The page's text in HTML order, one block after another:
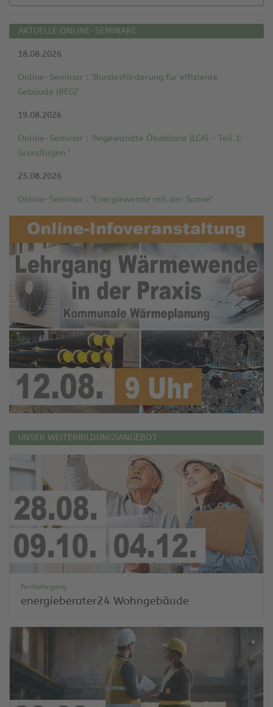
AKTUELLE ONLINE-SEMINARE
18.08.2026
Online-Seminar : "Bundesförderung für effiziente
Gebäude (BEG)"
19.08.2026
Online-Seminar : "Angewandte Ökobilanz (LCA) - Teil 1:
Grundlagen "
25.08.2026
Online-Seminar : "Energiewende mit der Sonne"
UNSER WEITERBILDUNGSANGEBOT
Fernlehrgang
energieberater24 Wohngebäude